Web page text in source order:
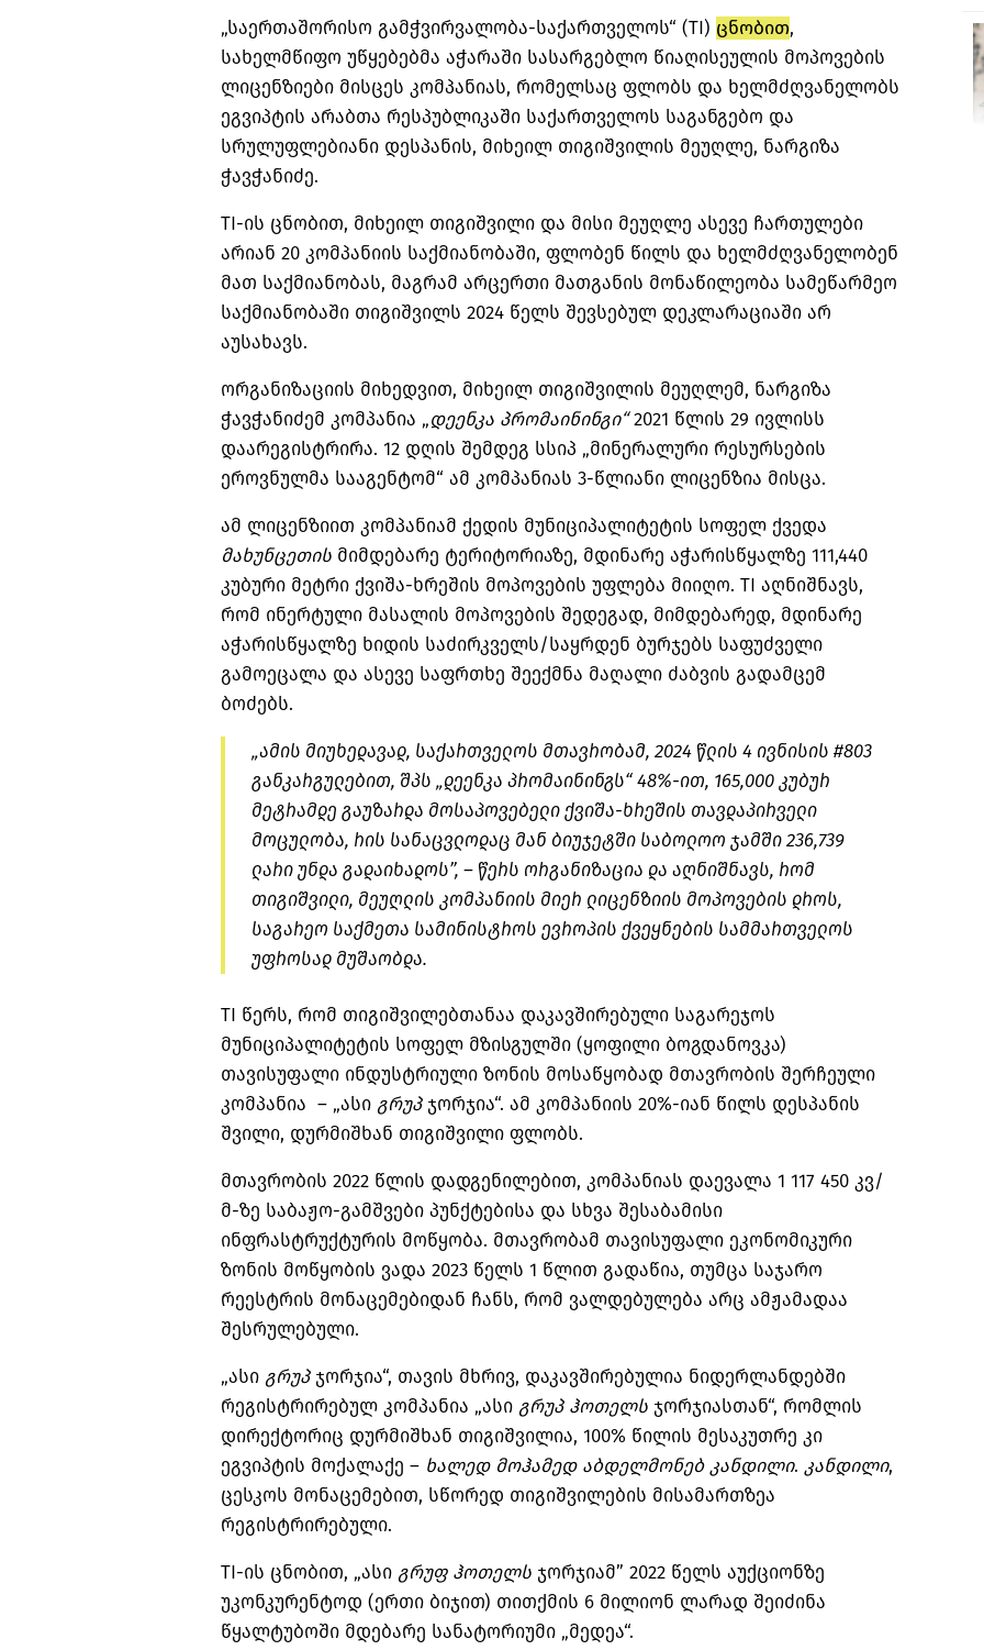
„საერთაშორისო გამჭვირვალობა-საქართველოს“ (TI) ცნობით,
სახელმწიფო უწყებებმა აჭარაში სასარგებლო წიაღისეულის მოპოვების
ლიცენზიები მისცეს კომპანიას, რომელსაც ფლობს და ხელმძღვანელობს
ეგვიპტის არაბთა რესპუბლიკაში საქართველოს საგანგებო და
სრულუფლებიანი დესპანის, მიხეილ თიგიშვილის მეუღლე, ნარგიზა
ჭავჭანიძე.
TI-ის ცნობით, მიხეილ თიგიშვილი და მისი მეუღლე ასევე ჩართულები
არიან 20 კომპანიის საქმიანობაში, ფლობენ წილს და ხელმძღვანელობენ
მათ საქმიანობას, მაგრამ არცერთი მათგანის მონაწილეობა სამეწარმეო
საქმიანობაში თიგიშვილს 2024 წელს შევსებულ დეკლარაციაში არ
აუსახავს.
ორგანიზაციის მიხედვით, მიხეილ თიგიშვილის მეუღლემ, ნარგიზა
ჭავჭანიძემ კომპანია „დეენკა პრომაინინგი“2021 წლის 29 ივლისს
დაარეგისტრირა. 12 დღის შემდეგ სსიპ „მინერალური რესურსების
ეროვნულმა სააგენტომ“ ამ კომპანიას 3-წლიანი ლიცენზია მისცა.
ამ ლიცენზიით კომპანიამ ქედის მუნიციპალიტეტის სოფელ ქვედა
მახუნცეთის მიმდებარე ტერიტორიაზე, მდინარე აჭარისწყალზე 111,440
კუბური მეტრი ქვიშა-ხრეშის მოპოვების უფლება მიიღო. TI აღნიშნავს,
რომ ინერტული მასალის მოპოვების შედეგად, მიმდებარედ, მდინარე
აჭარისწყალზე ხიდის საძირკველს/საყრდენ ბურჯებს საფუძველი
გამოეცალა და ასევე საფრთხე შეექმნა მაღალი ძაბვის გადამცემ
ბოძებს.
„ამის მიუხედავად, საქართველოს მთავრობამ, 2024 წლის 4 ივნისის #803
განკარგულებით, შპს „დეენკა პრომაინინგს“ 48%-ით, 165,000 კუბურ
მეტრამდე გაუზარდა მოსაპოვებელი ქვიშა-ხრეშის თავდაპირველი
მოცულობა, რის სანაცვლოდაც მან ბიუჯეტში საბოლოო ჯამში 236,739
ლარი უნდა გადაიხადოს”, – წერს ორგანიზაცია და აღნიშნავს, რომ
თიგიშვილი, მეუღლის კომპანიის მიერ ლიცენზიის მოპოვების დროს,
საგარეო საქმეთა სამინისტროს ევროპის ქვეყნების სამმართველოს
უფროსად მუშაობდა.
TI წერს, რომ თიგიშვილებთანაა დაკავშირებული საგარეჯოს
მუნიციპალიტეტის სოფელ მზისგულში (ყოფილი ბოგდანოვკა)
თავისუფალი ინდუსტრიული ზონის მოსაწყობად მთავრობის შერჩეული
კომპანია – „ასი გრუპჯორჯია“. ამ კომპანიის 20%-იან წილს დესპანის
შვილი, დურმიშხან თიგიშვილი ფლობს.
მთავრობის 2022 წლის დადგენილებით, კომპანიას დაევალა 1 117 450 კვ/
მ-ზე საბაჟო-გამშვები პუნქტებისა და სხვა შესაბამისი
ინფრასტრუქტურის მოწყობა. მთავრობამ თავისუფალი ეკონომიკური
ზონის მოწყობის ვადა 2023 წელს 1 წლით გადაწია, თუმცა საჯარო
რეესტრის მონაცემებიდან ჩანს, რომ ვალდებულება არც ამჟამადაა
შესრულებული.
„ასი გრუპჯორჯია“, თავის მხრივ, დაკავშირებულია ნიდერლანდებში
რეგისტრირებულ კომპანია „ასი გრუპ ჰოთელს ჯორჯიასთან“, რომლის
დირექტორიც დურმიშხან თიგიშვილია, 100% წილის მესაკუთრე კი
ეგვიპტის მოქალაქე – ხალედ მოჰამედ აბდელმონებ კანდილი. კანდილი,
ცესკოს მონაცემებით, სწორედ თიგიშვილების მისამართზეა
რეგისტრირებული.
TI-ის ცნობით, „ასი გრუფ ჰოთელს ჯორჯიამ” 2022 წელს აუქციონზე
უკონკურენტოდ (ერთი ბიჯით) თითქმის 6 მილიონ ლარად შეიძინა
წყალტუბოში მდებარე სანატორიუმი „მედეა“.